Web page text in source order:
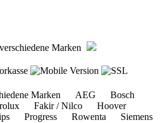
Marken
Marken AEG Bosch
Fakir / Nilco Hoover
Progress Rowenta Siemens